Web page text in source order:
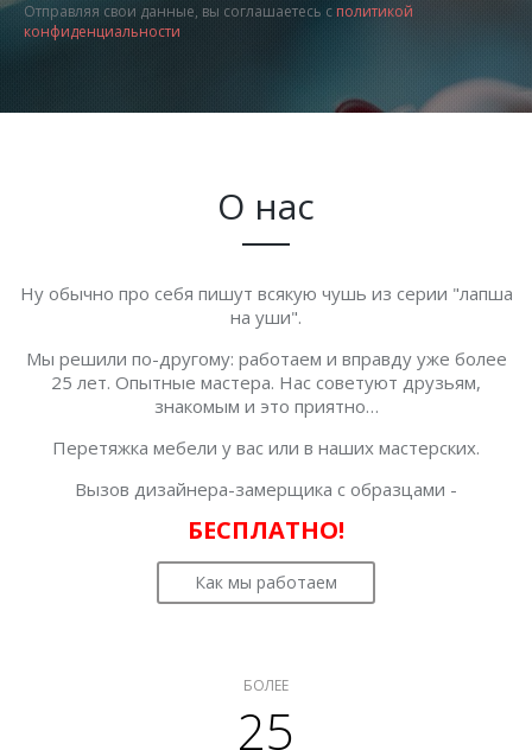
Отправляя свои данные, вы соглашаетесь с политикой
конфиденциальности
О нас
Ну обычно про себя пишут всякую чушь из серии "лапша
на уши".
Мы решили по-другому: работаем и вправду уже более
25 лет. Опытные мастера. Нас советуют друзьям,
знакомым и это приятно…
Перетяжка мебели у вас или в наших мастерских.
Вызов дизайнера-замерщика с образцами -
БЕСПЛАТНО!
Как мы работаем
БОЛЕЕ
25